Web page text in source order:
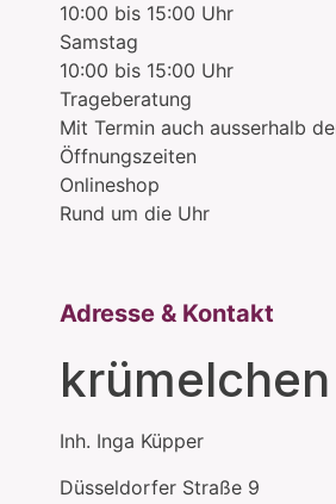
10:00 bis 15:00 Uhr
Samstag
10:00 bis 15:00 Uhr
Trageberatung
Mit Termin auch ausserhalb
Öffnungszeiten
Onlineshop
Rund um die Uhr
Adresse & Kontakt
krümelchen
Inh. Inga Küpper
Düsseldorfer Straße 9